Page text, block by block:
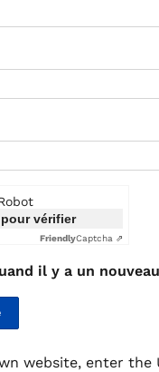
vérifier
FriendlyCaptcha ⇗
il y a un
website, enter